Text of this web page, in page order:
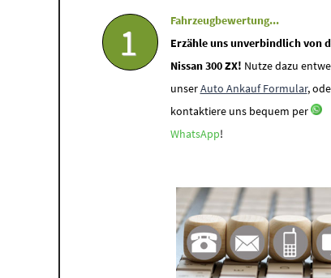
1
Fahrzeugbewertung...
Erzähle uns unverbindlich von
Nissan 300 ZX! Nutze dazu
unserAuto Ankauf Formular,
kontaktiere uns bequem per
WhatsApp!